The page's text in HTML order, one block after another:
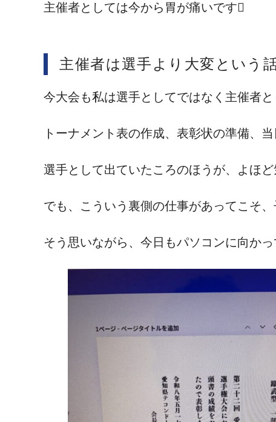
主催者としては今から胃が痛いです
主催者は選手より大変という
今大会も私は選手としてではなく主催者と
トーナメント表の作成、表彰状の準備、
選手として出ていたころのほうが、よほ
でも、こういう裏側の仕事があってこそ
そう思いながら、今日もパソコンに向かっ